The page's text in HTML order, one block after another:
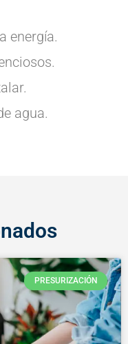
energía.
agua.
PRESURIZACIÓN